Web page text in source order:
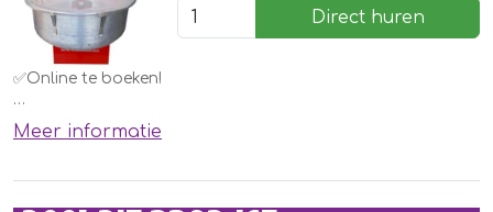
Direct huren
✅Online te boeken!
Een suikerspin machine. Elk kind wil deze wel thuis hebben.
Huur deze eenvoudig bij een springkussen of andere
Vergeet de ingrediënten niet te bestellen!
Meer informatie